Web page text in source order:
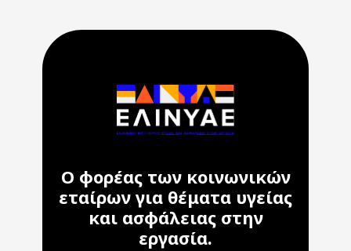
Ο φορέας των κοινωνικών
εταίρων για θέματα υγείας
και ασφάλειας στην
εργασία.